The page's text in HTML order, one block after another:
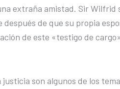
extraña amistad. Sir Wilfrid
de que su propia
de este «testigo de
son algunos de los